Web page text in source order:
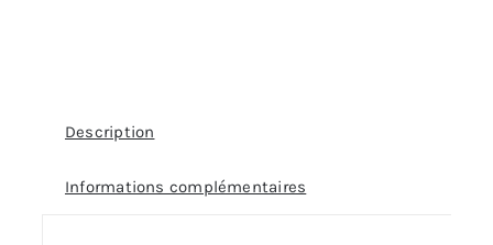
Description
Informations complémentaires